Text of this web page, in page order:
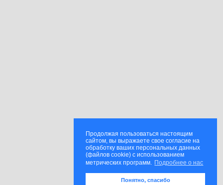
Продолжая пользоваться настоящим
сайтом, вы выражаете свое согласие на
обработку ваших персональных данных
(файлов cookie) с использованием
метрических программ. Подробнее о нас
Понятно, спасибо